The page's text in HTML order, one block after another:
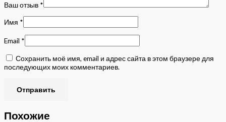
Ваш отзыв *
Имя *
Email *
Сохранить моё имя, email и адрес сайта в этом браузере для
последующих моих комментариев.
Похожие